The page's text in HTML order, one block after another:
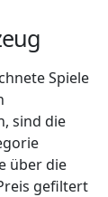
Spiele
sind die
über die
gefiltert